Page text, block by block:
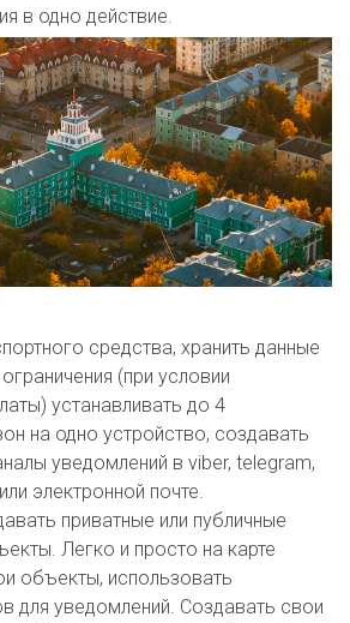
в одно действие.
средства, хранить данные
(при условии
устанавливать до 4
на одно устройство, создавать
уведомлений в viber, telegram,
электронной почте.
приватные или публичные
Легко и просто на карте
объекты, использовать
для уведомлений. Создавать свои